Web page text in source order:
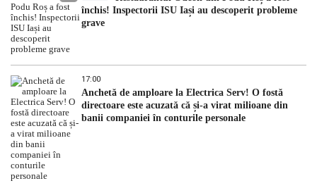
închis! Inspectorii ISU Iași au descoperit probleme
grave
17:00
Anchetă de amploare la Electrica Serv! O fostă
directoare este acuzată că și-a virat milioane din
banii companiei în conturile personale